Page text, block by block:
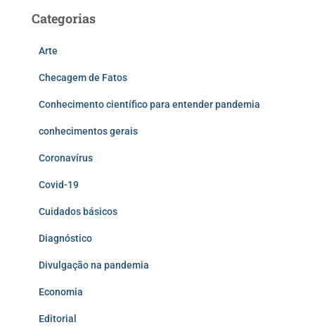
Categorias
Arte
Checagem de Fatos
Conhecimento científico para entender pandemia
conhecimentos gerais
Coronavírus
Covid-19
Cuidados básicos
Diagnóstico
Divulgação na pandemia
Economia
Editorial